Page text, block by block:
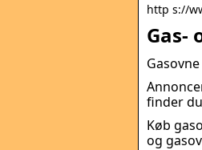
http s://
Gas-
finder
Køb
og